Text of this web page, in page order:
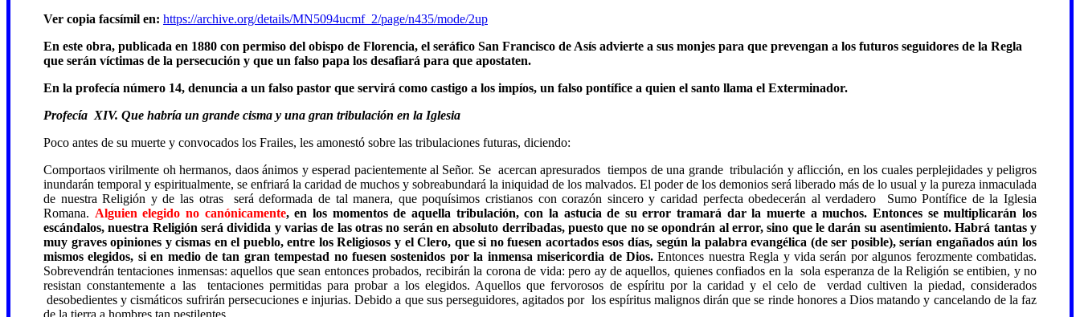
Ver copia facsímil en: https://archive.org/details/MN5094ucmf_2/page/n435/mode/2up
En este obra, publicada en 1880 con permiso del obispo de Florencia, el seráfico San Francisco de Asís advierte a sus monjes para que prevengan a los futuros seguidores de la Regla
que serán víctimas de la persecución y que un falso papa los desafiará para que apostaten.
En la profecía número 14, denuncia a un falso pastor que servirá como castigo a los impíos, un falso pontífice a quien el santo llama el Exterminador.
Profecía XIV. Que habría un grande cisma y una gran tribulación en la Iglesia
Poco antes de su muerte y convocados los Frailes, les amonestó sobre las tribulaciones futuras, diciendo:
Comportaos virilmente oh hermanos, daos ánimos y esperad pacientemente al Señor. Se acercan apresurados tiempos de una grande tribulación y aflicción, en los cuales perplejidades y peligros
inundarán temporal y espiritualmente, se enfriará la caridad de muchos y sobreabundará la iniquidad de los malvados. El poder de los demonios será liberado más de lo usual y la pureza inmaculada
de nuestra Religión y de las otras será deformada de tal manera, que poquísimos cristianos con corazón sincero y caridad perfecta obedecerán al verdadero Sumo Pontífice de la Iglesia
Romana. Alguien elegido no canónicamente, en los momentos de aquella tribulación, con la astucia de su error tramará dar la muerte a muchos. Entonces se multiplicarán los
escándalos, nuestra Religión será dividida y varias de las otras no serán en absoluto derribadas, puesto que no se opondrán al error, sino que le darán su asentimiento. Habrá tantas y
muy graves opiniones y cismas en el pueblo, entre los Religiosos y el Clero, que si no fuesen acortados esos días, según la palabra evangélica (de ser posible), serían engañados aún los
mismos elegidos, si en medio de tan gran tempestad no fuesen sostenidos por la inmensa misericordia de Dios.Entonces nuestra Regla y vida serán por algunos ferozmente combatidas.
Sobrevendrán tentaciones inmensas: aquellos que sean entonces probados, recibirán la corona de vida: pero ay de aquellos, quienes confiados en la sola esperanza de la Religión se entibien, y no
resistan constantemente a las tentaciones permitidas para probar a los elegidos. Aquellos que fervorosos de espíritu por la caridad y el celo de verdad cultiven la piedad, considerados
desobedientes y cismáticos sufrirán persecuciones e injurias. Debido a que sus perseguidores, agitados por los espíritus malignos dirán que se rinde honores a Dios matando y cancelando de la faz